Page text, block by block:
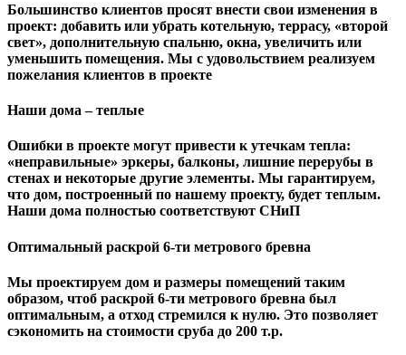
Большинство клиентов просят внести свои изменения в
проект: добавить или убрать котельную, террасу, «второй
свет», дополнительную спальню, окна, увеличить или
уменьшить помещения. Мы с удовольствием реализуем
пожелания клиентов в проекте
Наши дома – теплые
Ошибки в проекте могут привести к утечкам тепла:
«неправильные» эркеры, балконы, лишние перерубы в
стенах и некоторые другие элементы. Мы гарантируем,
чтo дом, построенный по нашему проекту, будет теплым.
Наши дома полностью соответствуют СНиП
Оптимальный раскрой 6-ти метрового бревна
Мы проектируем дом и размеры помещений таким
образом, чтоб раскрой 6-ти метрового бревна был
оптимальным, а отход стремился к нулю. Это позволяет
сэкономить на стоимости сруба до 200 т.р.